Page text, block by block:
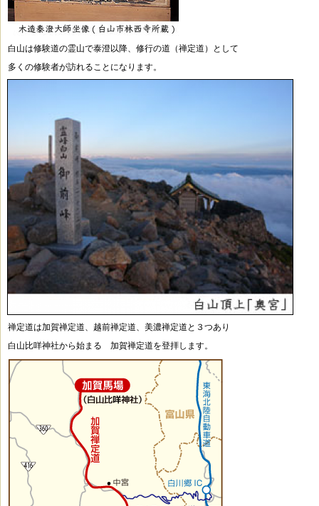
白山は修験道の霊山で泰澄以降、修行の道（禅定道）として
多くの修験者が訪れることになります。
禅定道は加賀禅定道、越前禅定道、美濃禅定道と３つあり
白山比咩神社から始まる 加賀禅定道を登拝します。